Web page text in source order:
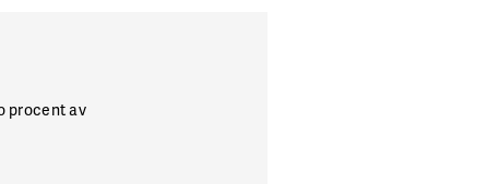
procent av